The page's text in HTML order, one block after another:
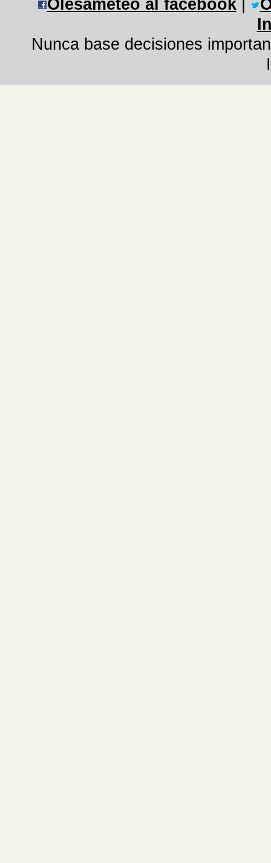
Olesameteo al facebook|
Nunca base decisiones